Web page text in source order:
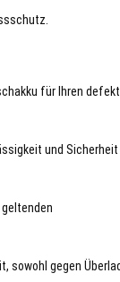
für Ihren
und Sicherheit
sowohl gegen